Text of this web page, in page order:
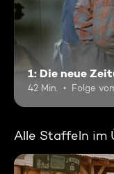
1: Die neue
42 Min. Folge
Alle Staffeln im